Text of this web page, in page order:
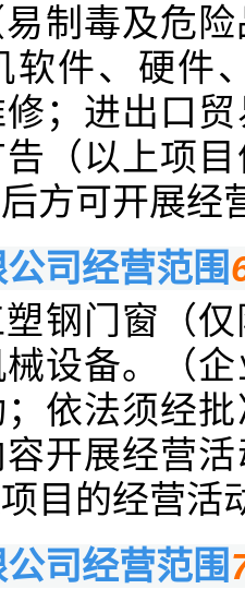
制毒及危
软件、硬件
；进出口
（以上项
方可开展经
司经营范围
钢门窗（
设备。（
依法须经
开展经营
目的经营活
司经营范围